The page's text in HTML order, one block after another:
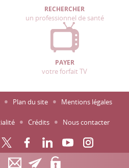
RECHERCHER
un professionnel de santé
PAYER
votre forfait TV
Plan du site Mentions légales
Crédits Nous contacter